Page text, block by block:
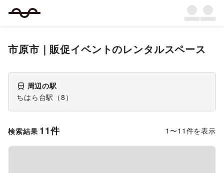
市原市 ｜ 販促イベントのレンタルスペース
周辺の駅
ちはら台駅 （8 ）
検索結果 11件 1 〜11 件を表示